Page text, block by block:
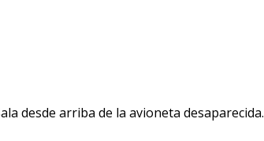
desde arriba de la avioneta desaparecida.